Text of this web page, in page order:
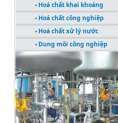
Hoá chất khai khoáng
Hoá chất công nghiệp
Hoá chất xử lý nước
Dung môi công nghiệp
CÔNG TRÌNH TIÊU BIỂU